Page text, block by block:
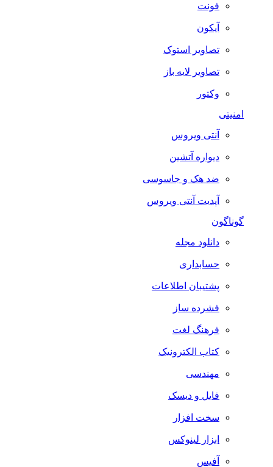
فونت
آیکون
تصاویر استوک
تصاویر لایه باز
وکتور
امنیتی
آنتی ویروس
دیواره آتشین
ضد هک و جاسوسی
آپدیت آنتی ویروس
گوناگون
دانلود مجله
حسابداری
پشتیبان اطلاعات
فشرده ساز
فرهنگ لغت
کتاب الکترونیک
مهندسی
فایل و دیسک
سخت افزار
ابزار لینوکس
آفیس